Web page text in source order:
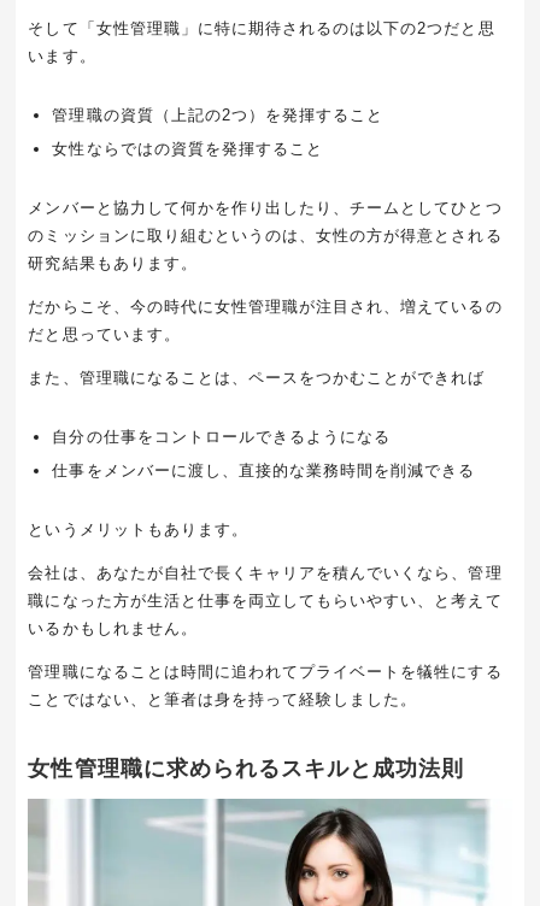
そして「女性管理職」に特に期待されるのは以下の2つだと思
います。
管理職の資質（上記の2つ）を発揮すること
女性ならではの資質を発揮すること
メンバーと協力して何かを作り出したり、チームとしてひとつ
のミッションに取り組むというのは、女性の方が得意とされる
研究結果もあります。
だからこそ、今の時代に女性管理職が注目され、増えているの
だと思っています。
また、管理職になることは、ペースをつかむことができれば
自分の仕事をコントロールできるようになる
仕事をメンバーに渡し、直接的な業務時間を削減できる
というメリットもあります。
会社は、あなたが自社で長くキャリアを積んでいくなら、管理
職になった方が生活と仕事を両立してもらいやすい、と考えて
いるかもしれません。
管理職になることは時間に追われてプライベートを犠牲にする
ことではない、と筆者は身を持って経験しました。
女性管理職に求められるスキルと成功法則